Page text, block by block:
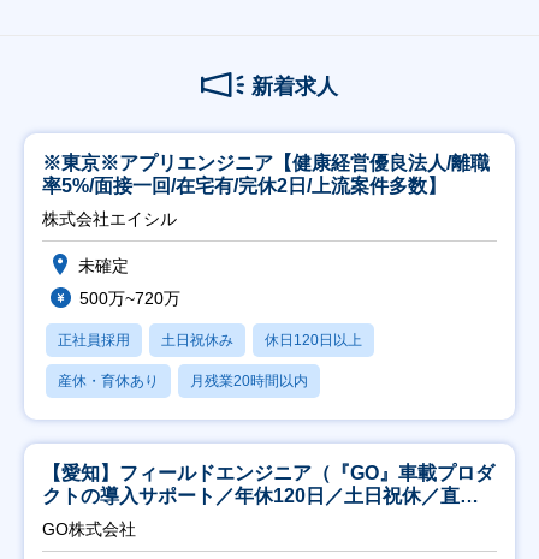
新着求人
※東京※アプリエンジニア【健康経営優良法人/離職
率5%/面接一回/在宅有/完休2日/上流案件多数】
株式会社エイシル
未確定
500万~720万
正社員採用 土日祝休み 休日120日以上
産休・育休あり 月残業20時間以内
【愛知】フィールドエンジニア（『GO』車載プロダ
クトの導入サポート／年休120日／土日祝休／直行
直帰
GO株式会社